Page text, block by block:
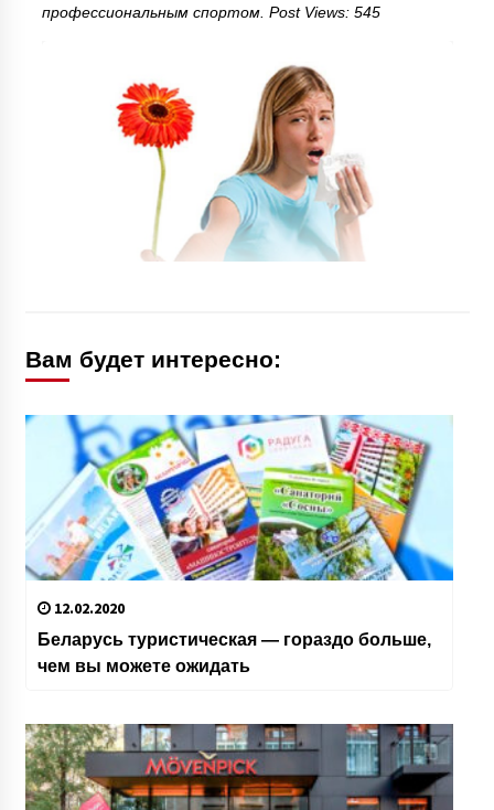
профессиональным спортом. Post Views: 545
Вам будет интересно:
12.02.2020
Беларусь туристическая — гораздо больше,
чем вы можете ожидать